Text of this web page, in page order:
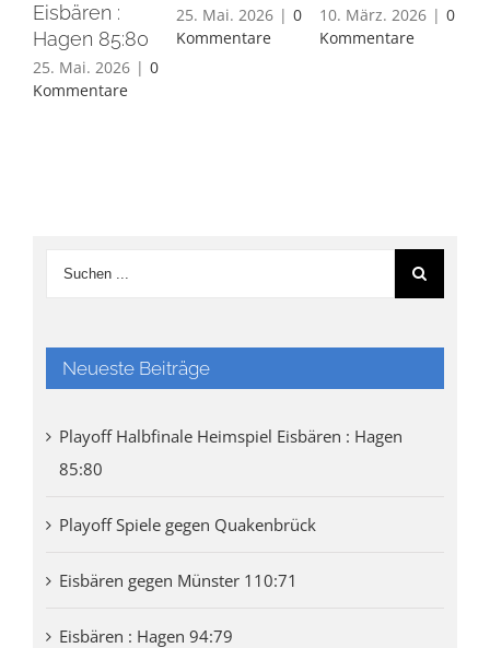
Eisbären :
Hagen 85:80
25. Mai. 2026 | 0
Kommentare
25. Mai. 2026 | 0
Kommentare
10. März. 2026 | 0
Kommentare
Neueste Beiträge
Playoff Halbfinale Heimspiel Eisbären : Hagen
85:80
Playoff Spiele gegen Quakenbrück
Eisbären gegen Münster 110:71
Eisbären : Hagen 94:79